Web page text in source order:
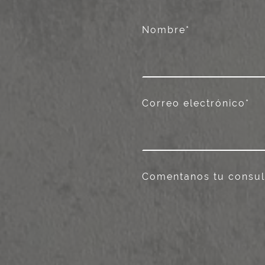
Nombre*
Correo electrónico *
Comentanos tu